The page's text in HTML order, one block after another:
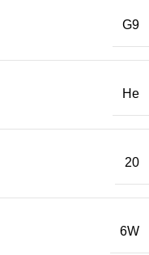
G9
Не
20
6W